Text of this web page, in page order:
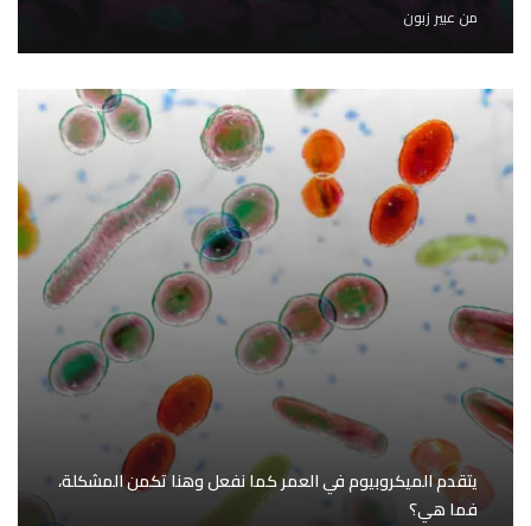
منعبير زبون
يتقدم الميكروبيوم في العمر كما نفعل وهنا تكمن المشكلة،
فما هي؟